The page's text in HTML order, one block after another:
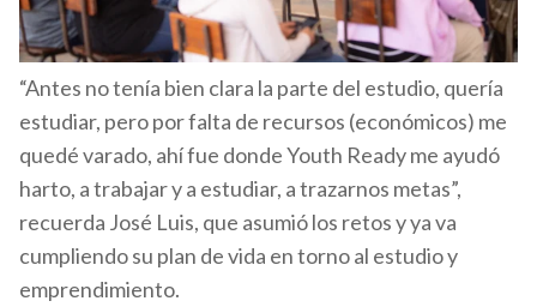
“Antes no tenía bien clara la parte del estudio, quería
estudiar, pero por falta de recursos (económicos) me
quedé varado, ahí fue donde Youth Ready me ayudó
harto, a trabajar y a estudiar, a trazarnos metas”,
recuerda José Luis, que asumió los retos y ya va
cumpliendo su plan de vida en torno al estudio y
emprendimiento.